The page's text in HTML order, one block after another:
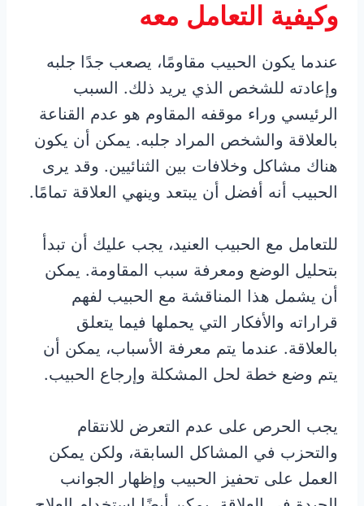
وكيفية التعامل معه
عندما يكون الحبيب مقاومًا، يصعب جدًا جلبه
وإعادته للشخص الذي يريد ذلك. السبب
الرئيسي وراء موقفه المقاوم هو عدم القناعة
بالعلاقة والشخص المراد جلبه. يمكن أن يكون
هناك مشاكل وخلافات بين الثنائيين. وقد يرى
الحبيب أنه أفضل أن يبتعد وينهي العلاقة تمامًا.
للتعامل مع الحبيب العنيد، يجب عليك أن تبدأ
بتحليل الوضع ومعرفة سبب المقاومة. يمكن
أن يشمل هذا المناقشة مع الحبيب لفهم
قراراته والأفكار التي يحملها فيما يتعلق
بالعلاقة. عندما يتم معرفة الأسباب، يمكن أن
يتم وضع خطة لحل المشكلة وإرجاع الحبيب.
يجب الحرص على عدم التعرض للانتقام
والتحزب في المشاكل السابقة، ولكن يمكن
العمل على تحفيز الحبيب وإظهار الجوانب